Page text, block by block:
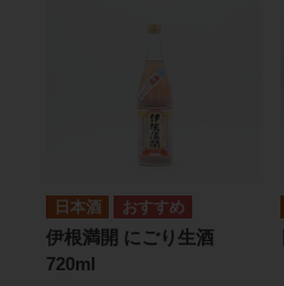
日本酒
伊根満開 にごり生酒
720ml